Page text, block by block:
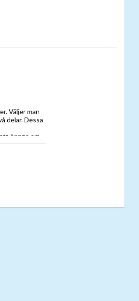
Väljer man
delar. Dessa
öppna om